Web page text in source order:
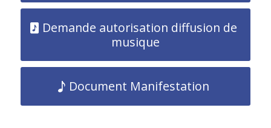
Demande autorisation diffusion de
musique
Document Manifestation